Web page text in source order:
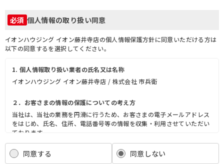
必須 個人情報の取り扱い同意
イオンハウジング イオン藤井寺店の個人情報保護方針に同意いただける方は
以下の同意するを選択してください。
1. 個人情報取り扱い業者の氏名又は名称
イオンハウジング イオン藤井寺店 / 株式会社 市兵衛
２．お客さまの情報の保護についての考え方
当社は、当社の業務を円滑に行うため、お客さまの電子メールアドレス
をはじめ、氏名、住所、電話番号等の情報を収集・利用させていただい
ております。
当社は、これらのお客さまの個人情報（以下「お客さま情報」といいま
す。）の適正な保護を重大な責務と認識し、この責務を果たすために、
次の方針の下でお客さま情報を取り扱います。
同意する 同意しない